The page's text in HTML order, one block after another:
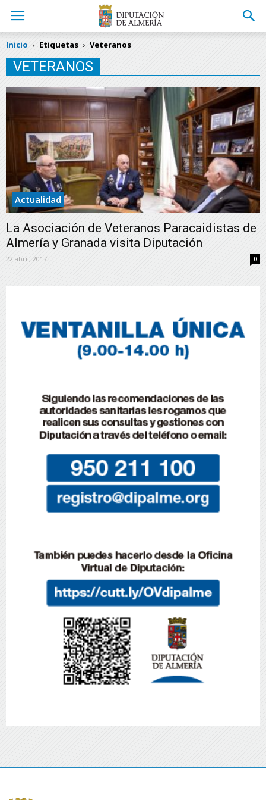
Inicio Etiquetas Veteranos
VETERANOS
Actualidad
La Asociación de Veteranos Paracaidistas de
Almería y Granada visita Diputación
22 abril, 2017 0